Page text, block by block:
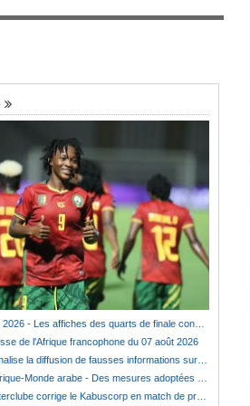
- Les affiches des quarts de finale connues
de l'Afrique francophone du 07 août 2026
la diffusion de fausses informations sur Internet
arabe - Des mesures adoptées pour relancer la coopération
corrige le Kabuscorp en match de préparation